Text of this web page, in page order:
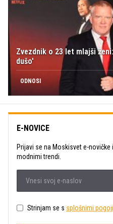
Zvezdnik o 23 let mlajši
dušo'
ODNOSI
E-NOVICE
Prijavi se na Moskisvet e-
modnimi trendi.
Strinjam se s splošnimi pogoji